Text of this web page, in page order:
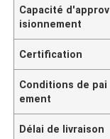
Capacité d'approv
isionnement
Certification
Conditions de pai
ement
Délai de livraison